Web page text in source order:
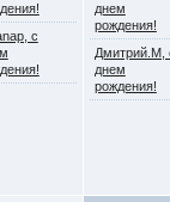
с
днем
рождения!
Дмитрий.М,
днем
рождения!